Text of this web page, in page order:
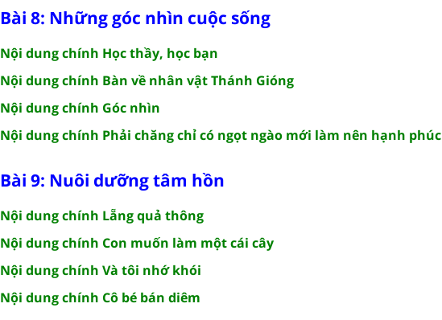
Bài 8: Những góc nhìn cuộc sống
Nội dung chính Học thầy, học bạn
Nội dung chính Bàn về nhân vật Thánh Gióng
Nội dung chính Góc nhìn
Nội dung chính Phải chăng chỉ có ngọt ngào mới làm nên hạnh phúc
Bài 9: Nuôi dưỡng tâm hồn
Nội dung chính Lẵng quả thông
Nội dung chính Con muốn làm một cái cây
Nội dung chính Và tôi nhớ khói
Nội dung chính Cô bé bán diêm